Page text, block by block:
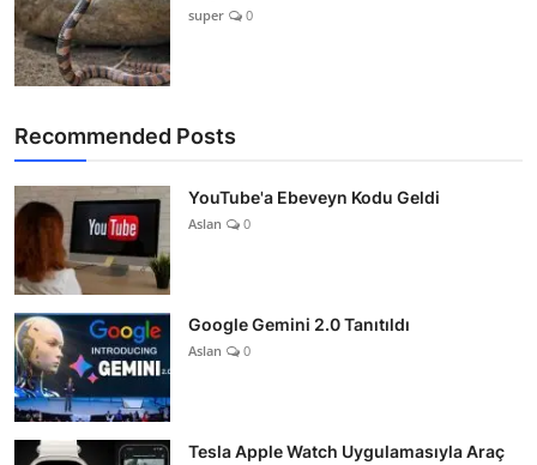
super 0
Recommended Posts
YouTube'a Ebeveyn Kodu Geldi
Aslan 0
Google Gemini 2.0 Tanıtıldı
Aslan 0
Tesla Apple Watch Uygulamasıyla Araç